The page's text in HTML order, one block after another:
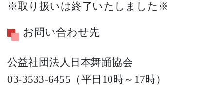
※取り扱いは終了いたしました※
お問い合わせ先
公益社団法人日本舞踊協会
03-3533-6455（平日10時～17時）